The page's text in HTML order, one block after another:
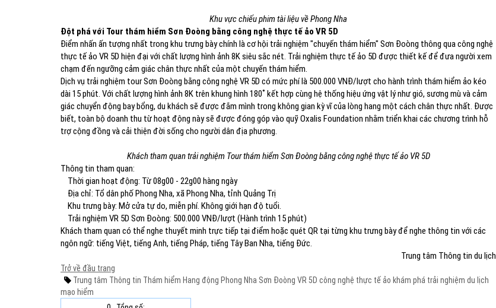
Khu vực chiếu phim tài liệu về Phong Nha
Đột phá với Tour thám hiểm Sơn Đoòng bằng công nghệ thực tế ảo VR 5D
Điểm nhấn ấn tượng nhất trong khu trưng bày chính là cơ hội trải nghiệm "chuyến thám hiểm" Sơn Đoòng thông qua công nghệ
thực tế ảo VR 5D hiện đại với chất lượng hình ảnh 8K siêu sắc nét. Trải nghiệm thực tế ảo 5D được thiết kế để đưa người xem
chạm đến ngưỡng cảm giác chân thực nhất của một chuyến thám hiểm.
Dịch vụ trải nghiệm tour Sơn Đoòng bằng công nghệ VR 5D có mức phí là 500.000 VNĐ/lượt cho hành trình thám hiểm ảo kéo
dài 15 phút. Với chất lượng hình ảnh 8K trên khung hình 180˚ kết hợp cùng hệ thống hiệu ứng vật lý như gió, sương mù và cảm
giác chuyển động bay bổng, du khách sẽ được đắm mình trong không gian kỳ vĩ của lòng hang một cách chân thực nhất. Được
biết, toàn bộ doanh thu từ hoạt động này sẽ được đóng góp vào quỹ Oxalis Foundation nhằm triển khai các chương trình hỗ
trợ cộng đồng và cải thiện đời sống cho người dân địa phương.
Khách tham quan trải nghiệm Tour thám hiểm Sơn Đoòng bằng công nghệ thực tế ảo VR 5D
Thông tin tham quan:
Thời gian hoạt động: Từ 08g00 - 22g00 hàng ngày
Địa chỉ: Tổ dân phố Phong Nha, xã Phong Nha, tỉnh Quảng Trị
Khu trưng bày: Mở cửa tự do, miễn phí. Không giới hạn độ tuổi.
Trải nghiệm VR 5D Sơn Đoòng: 500.000 VNĐ/lượt (Hành trình 15 phút)
Khách tham quan có thể nghe thuyết minh trực tiếp tại điểm hoặc quét QR tại từng khu trưng bày để nghe thông tin với các
ngôn ngữ: tiếng Việt, tiếng Anh, tiếng Pháp, tiếng Tây Ban Nha, tiếng Đức.
Trung tâm Thông tin du lịch
Trở về đầu trang
Trung tâm Thông tin Thám hiểm Hang động Phong Nha Sơn Đoòng VR 5D công nghệ thực tế ảo khám phá trải nghiệm du lịch
mạo hiểm